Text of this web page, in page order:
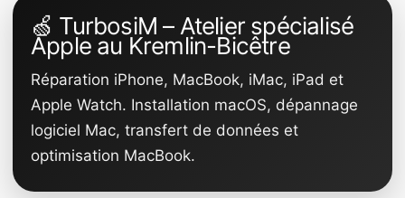
🍏 TurbosiM – Atelier spécialisé
Apple au Kremlin-Bicêtre
Réparation iPhone, MacBook, iMac, iPad et
Apple Watch. Installation macOS, dépannage
logiciel Mac, transfert de données et
optimisation MacBook.